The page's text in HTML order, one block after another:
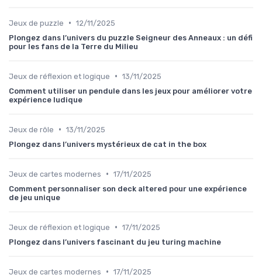
Jeux de puzzle • 12/11/2025
Plongez dans l’univers du puzzle Seigneur des Anneaux : un défi
pour les fans de la Terre du Milieu
Jeux de réflexion et logique • 13/11/2025
Comment utiliser un pendule dans les jeux pour améliorer votre
expérience ludique
Jeux de rôle • 13/11/2025
Plongez dans l’univers mystérieux de cat in the box
Jeux de cartes modernes • 17/11/2025
Comment personnaliser son deck altered pour une expérience
de jeu unique
Jeux de réflexion et logique • 17/11/2025
Plongez dans l’univers fascinant du jeu turing machine
Jeux de cartes modernes • 17/11/2025